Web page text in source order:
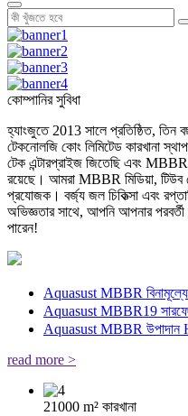
কোম্পানির সুবিধা
হ্যাংজুতে 2013 সালে প্রতিষ্ঠিত,
টেকনোলজি কোং লিমিটেড কারখানা
টেক এন্টারপ্রাইজ জিতেছি এবং
রয়েছে। আমরা MBBR মিডিয়া, টিউব
প্রযোজক। বর্জ্য জল চিকিত্সা এবং
অভিজ্ঞতার সাথে, আপনি আপনার
পারেন!
Aquasust MBBR
Aquasust MBBR19 সারফেস
Aquasust MBBR উপাদান
read more >
21000 m² কারখানা